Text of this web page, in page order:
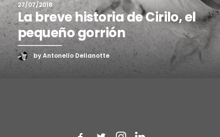
27/07/2018
La breve historia de Cirilo, el
pequeño gorrión
by Antonello Dellanotte